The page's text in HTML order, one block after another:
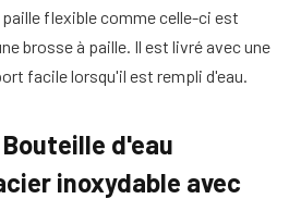
flexible comme celle-ci est
brosse à paille. Il est livré avec une
facile lorsqu'il est rempli d'eau.
d'eau
inoxydable avec